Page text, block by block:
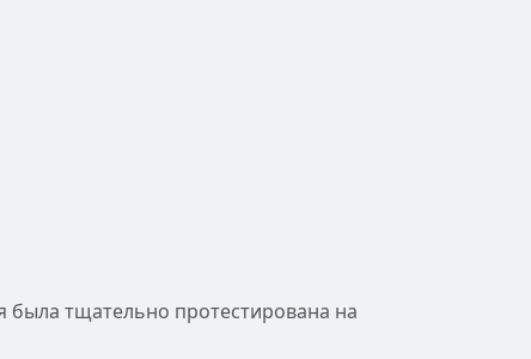
была тщательно протестирована на